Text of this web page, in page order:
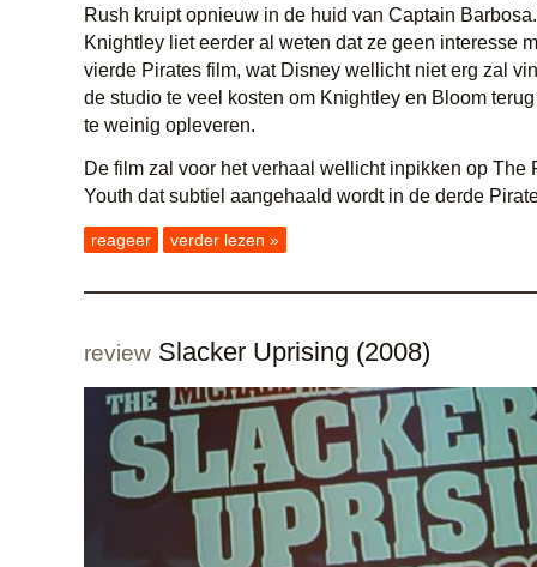
Rush kruipt opnieuw in de huid van Captain
Knightley liet eerder al weten dat ze geen interesse
vierde Pirates film, wat Disney wellicht niet erg zal
de studio te veel kosten om Knightley en Bloom
te weinig opleveren.
De film zal voor het verhaal wellicht inpikken op The
Youth dat subtiel aangehaald wordt in de derde
reageer verder lezen »
review Slacker Uprising (2008)